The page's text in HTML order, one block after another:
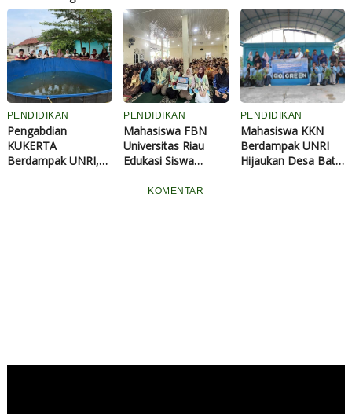
Sangkir Indah Olah
Jeruk Gugur Jadi Eco
Enzyme
Latih Ibu-Ibu PKK
Desa Pantai Cermin
Membuat
Kombucha
TOGA di Bagan
Besar Timur,
Dorong
Pemanfaatan
Tanaman Obat
Keluarga
PENDIDIKAN
Pengabdian
KUKERTA
Berdampak UNRI,
PENDIDIKAN
Mahasiswa FBN
Universitas Riau
Edukasi Siswa
Pekanbaru Bijak
PENDIDIKAN
Mahasiswa KKN
Berdampak UNRI
Hijaukan Desa Batu
KOMENTAR